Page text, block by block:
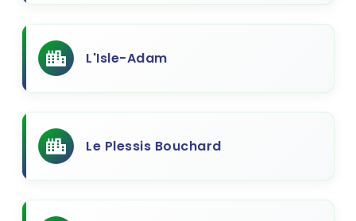
L'Isle-Adam
Le Plessis Bouchard